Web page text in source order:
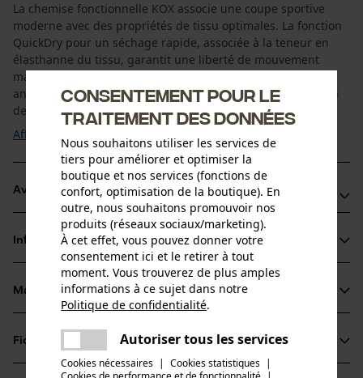
La chemise fonctionnelle KOX associe une coupe sportive
moderne avec des propriétés de tissu optimales. La fonction
QuickDry pour un séchage rapide, associée à la teneur en
élasthanne du tissu, garantit une liberté de mouvement
maximale et une sensation de confort. Les propriétés
antibactériennes réduisent la formation d'odeurs. En raison
de la structure lisse du tissu, la sciure ...
Afficher plus
Avantages du produit
Coupe sportive, souple avec de l'élasthanne
Séchage rapide
Action antibactérienne
Informations sur le produit
Détails du produit
Type de manche
manches longues
Matériau & entretien
Matériau
Fiches techniques
Fiche de données de sécurité du produit (PDF)
Consentement pour le
traitement des données
Nous souhaitons utiliser les services de
tiers pour améliorer et optimiser la
boutique et nos services (fonctions de
confort, optimisation de la boutique). En
outre, nous souhaitons promouvoir nos
produits (réseaux sociaux/marketing).
À cet effet, vous pouvez donner votre
consentement ici et le retirer à tout
moment. Vous trouverez de plus amples
informations à ce sujet dans notre
Politique de confidentialité.
Autoriser tous les services
Cookies nécessaires | Cookies statistiques |
Une erreur s'est produite. Veuillez
essayer encore.
partager
partager